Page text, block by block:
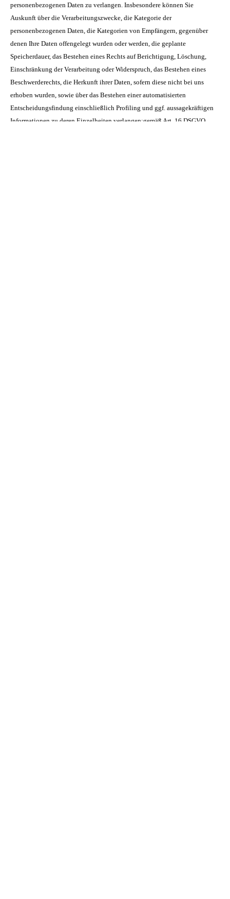
personenbezogenen Daten zu verlangen. Insbesondere können Sie
Auskunft über die Verarbeitungszwecke, die Kategorie der
personenbezogenen Daten, die Kategorien von Empfängern, gegenüber
denen Ihre Daten offengelegt wurden oder werden, die geplante
Speicherdauer, das Bestehen eines Rechts auf Berichtigung, Löschung,
Einschränkung der Verarbeitung oder Widerspruch, das Bestehen eines
Beschwerderechts, die Herkunft ihrer Daten, sofern diese nicht bei uns
erhoben wurden, sowie über das Bestehen einer automatisierten
Entscheidungsfindung einschließlich Profiling und ggf. aussagekräftigen
Informationen zu deren Einzelheiten verlangen;gemäß Art. 16 DSGVO